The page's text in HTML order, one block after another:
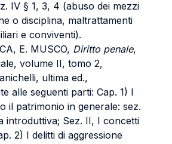
IV § 1, 3, 4 (abuso dei mezzi
o disciplina, maltrattamenti
e conviventi).
E. MUSCO, Diritto penale,
volume II, tomo 2,
ultima ed.,
alle seguenti parti: Cap. 1) I
il patrimonio in generale: sez.
introduttiva; Sez. II, I concetti
2) I delitti di aggressione